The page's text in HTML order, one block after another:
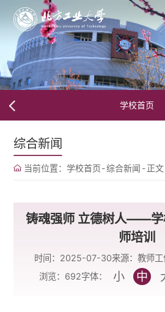
学校首页
综合新闻
当前位置： 学校首页-综合新闻 -正文
铸魂强师 立德树人——学
师培训
时间：2025-07-30来源：教师
浏览： 692字体： 小 中